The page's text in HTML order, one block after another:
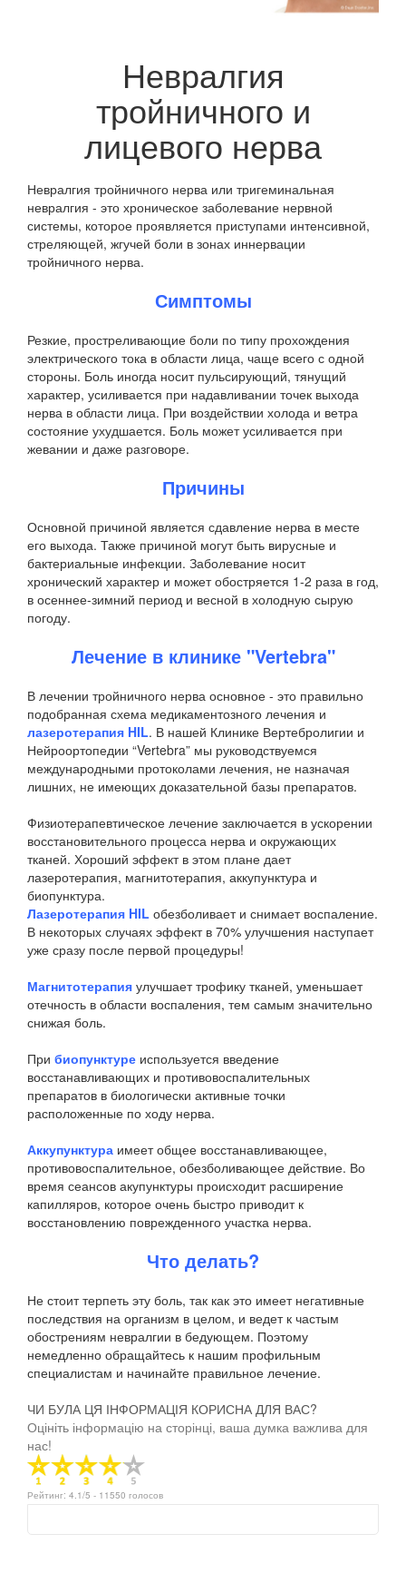
Невралгия
тройничного и
лицевого нерва
Невралгия тройничного нерва или тригеминальная
невралгия - это хроническое заболевание нервной
системы, которое проявляется приступами интенсивной,
стреляющей, жгучей боли в зонах иннервации
тройничного нерва.
Симптомы
Резкие, простреливающие боли по типу прохождения
электрического тока в области лица, чаще всего с одной
стороны. Боль иногда носит пульсирующий, тянущий
характер, усиливается при надавливании точек выхода
нерва в области лица. При воздействии холода и ветра
состояние ухудшается. Боль может усиливается при
жевании и даже разговоре.
Причины
Основной причиной является сдавление нерва в месте
его выхода. Также причиной могут быть вирусные и
бактериальные инфекции. Заболевание носит
хронический характер и может обостряется 1-2 раза в год,
в осеннее-зимний период и весной в холодную сырую
погоду.
Лечение в клинике "Vertebra"
В лечении тройничного нерва основное - это правильно
подобранная схема медикаментозного лечения и
лазеротерапия HIL. В нашей Клинике Вертебролигии и
Нейроортопедии “Vertebra” мы руководствуемся
международными протоколами лечения, не назначая
лишних, не имеющих доказательной базы препаратов.
Физиотерапевтическое лечение заключается в ускорении
восстановительного процесса нерва и окружающих
тканей. Хороший эффект в этом плане дает
лазеротерапия, магнитотерапия, аккупунктура и
биопунктура.
Лазеротерапия HIL обезболивает и снимает воспаление.
В некоторых случаях эффект в 70% улучшения наступает
уже сразу после первой процедуры!
Магнитотерапия улучшает трофику тканей, уменьшает
отечность в области воспаления, тем самым значительно
снижая боль.
При биопунктуре используется введение
восстанавливающих и противовоспалительных
препаратов в биологически активные точки
расположенные по ходу нерва.
Аккупунктура имеет общее восстанавливающее,
противовоспалительное, обезболивающее действие. Во
время сеансов акупунктуры происходит расширение
капилляров, которое очень быстро приводит к
восстановлению поврежденного участка нерва.
Что делать?
Не стоит терпеть эту боль, так как это имеет негативные
последствия на организм в целом, и ведет к частым
обострениям невралгии в бедующем. Поэтому
немедленно обращайтесь к нашим профильным
специалистам и начинайте правильное лечение.
ЧИ БУЛА ЦЯ ІНФОРМАЦІЯ КОРИСНА ДЛЯ ВАС?
Оцініть інформацію на сторінці, ваша думка важлива для
нас!
Рейтинг: 4.1/5 - 11550 голосов